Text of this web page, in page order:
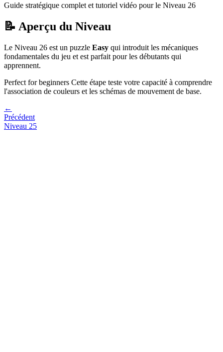
Guide stratégique complet et tutoriel vidéo pour le Niveau 26
📝 Aperçu du Niveau
Le Niveau 26 est un puzzle Easy qui introduit les mécaniques
fondamentales du jeu et est parfait pour les débutants qui
apprennent.
Perfect for beginners Cette étape teste votre capacité à comprendre
l'association de couleurs et les schémas de mouvement de base.
←
Précédent
Niveau 25